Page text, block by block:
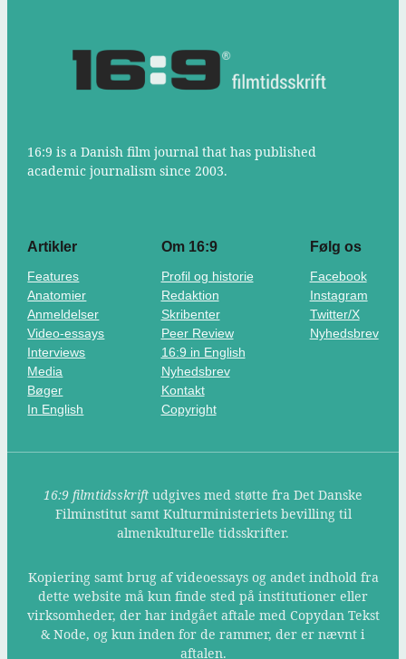
16:9 is a Danish film journal that has published
academic journalism since 2003.
Artikler
Features
Anatomier
Anmeldelser
Video-essays
Interviews
Media
Bøger
In English
Om 16:9
Profil og historie
Redaktion
Skribenter
Peer Review
16:9 in English
Nyhedsbrev
Kontakt
Copyright
Følg os
Facebook
Instagram
Twitter/X
Nyhedsbrev
16:9 filmtidsskrift udgives med støtte fra Det Danske
Filminstitut samt Kulturministeriets bevilling til
almenkulturelle tidsskrifter.
Kopiering samt brug af videoessays og andet indhold fra
dette website må kun finde sted på institutioner eller
virksomheder, der har indgået aftale med Copydan Tekst
& Node, og kun inden for de rammer, der er nævnt i
aftalen.